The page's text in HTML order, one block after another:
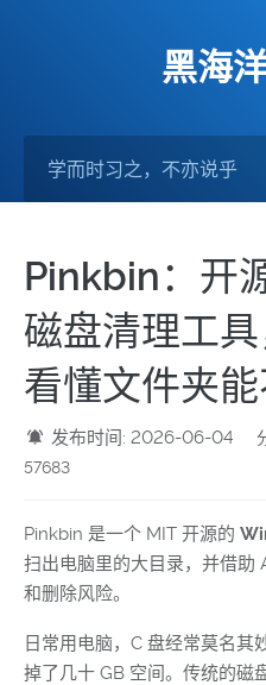
黑海
Pinkbin：开
磁盘清理工
看懂文件夹能
发布时间: 2026-06-04
57683
Pinkbin 是一个 MIT 开源的
扫出电脑里的大目录，并借助
和删除风险。
日常用电脑，C 盘经常莫名其
掉了几十 GB 空间。传统的磁